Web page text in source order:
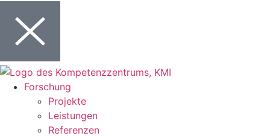
Forschung
Projekte
Leistungen
Referenzen